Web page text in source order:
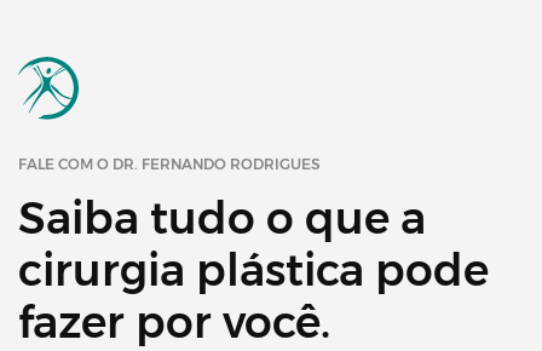
FALE COM O DR. FERNANDO RODRIGUES
Saiba tudo o que a
cirurgia plástica pode
fazer por você.